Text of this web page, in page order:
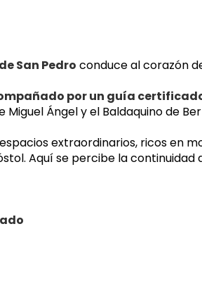
San Pedro conduce al corazón
por un guía
Miguel Ángel y el Baldaquino de
extraordinarios, ricos en
Aquí se percibe la continuidad